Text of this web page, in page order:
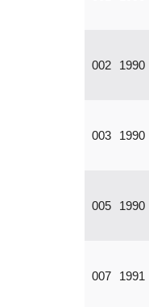
002 1990
003 1990
005 1990
007 1991